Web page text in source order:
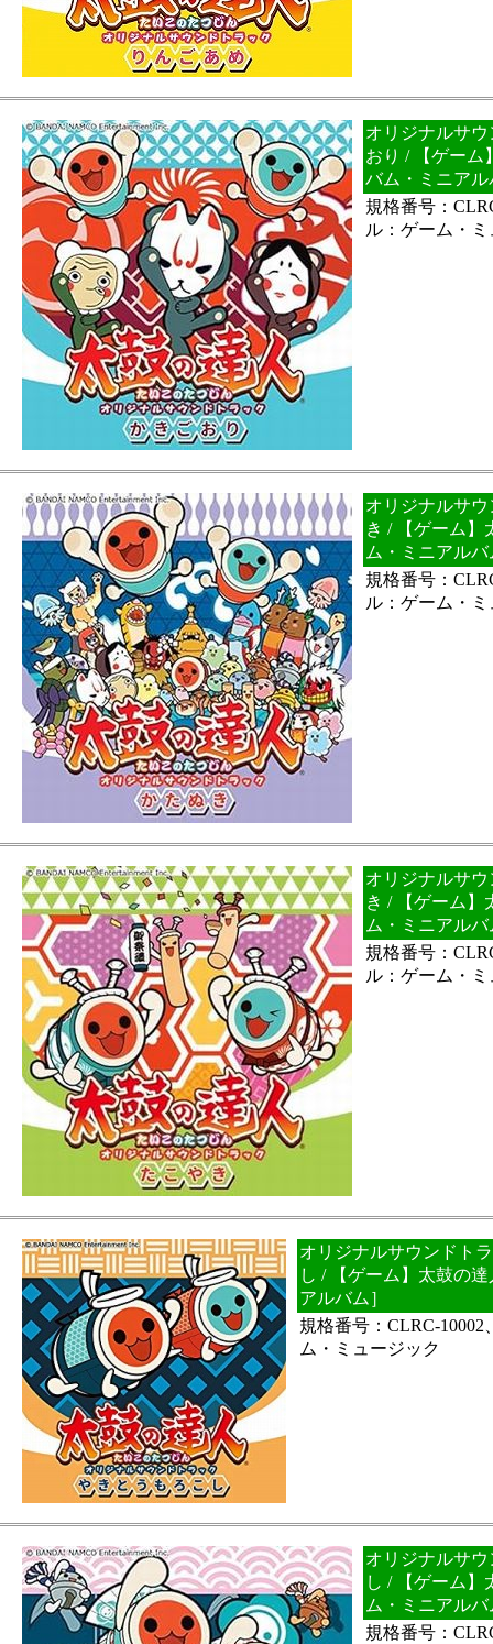
オリジナルサ
おり / 【ゲーム
バム・ミニアル
規格番号：
ル：ゲーム・
オリジナルサ
き / 【ゲーム】
ム・ミニアルバ
規格番号：
ル：ゲーム・
オリジナルサ
き / 【ゲーム】
ム・ミニアルバ
規格番号：
ル：ゲーム・
オリジナルサウンドト
し / 【ゲーム】太鼓の
アルバム］
規格番号：CLRC-
ム・ミュージック
オリジナルサ
し / 【ゲーム】
ム・ミニアルバ
規格番号：